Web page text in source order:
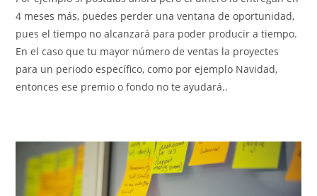
4 meses más, puedes perder una ventana de oportunidad,
pues el tiempo no alcanzará para poder producir a tiempo.
En el caso que tu mayor número de ventas la proyectes
para un periodo específico, como por ejemplo Navidad,
entonces ese premio o fondo no te ayudará..